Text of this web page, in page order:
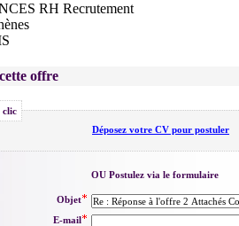
RH Recrutement
offre
clic
Déposez votre CV pour postuler
OU Postulez via le formulaire
Objet
E-mail